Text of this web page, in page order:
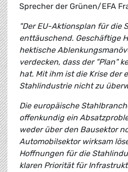
Sprecher der Grünen/EFA
"Der EU-Aktionsplan für die
enttäuschend. Geschäftige
hektische
verdecken, dass der "Plan"
hat. Mit ihm ist die Krise der
Stahlindustrie nicht zu
Die europäische
offenkundig ein
weder über den Bausektor
Automobilsektor wirksam
Hoffnungen für die
klaren Priorität für